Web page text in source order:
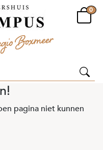
0
pagina niet kunnen